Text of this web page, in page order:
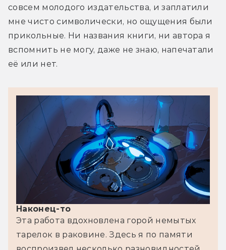
совсем молодого издательства, и заплатили
мне чисто символически, но ощущения были
прикольные. Ни названия книги, ни автора я
вспомнить не могу, даже не знаю, напечатали
её или нет.
Наконец-то
Эта работа вдохновлена горой немытых
тарелок в раковине. Здесь я по памяти